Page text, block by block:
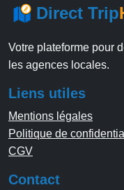
Direct Trip
Votre plateforme pour
les agences locales.
Liens utiles
Mentions légales
Politique de
CGV
Contact